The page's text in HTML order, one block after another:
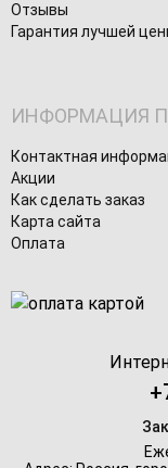
Отзывы
Гарантия лучшей
ИНФОРМАЦИЯ
Контактная
Акции
Как сделать заказ
Карта сайта
Оплата